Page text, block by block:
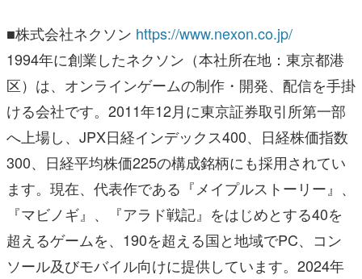
■株式会社ネクソン https://www.nexon.co.jp/
1994年に創業したネクソン（本社所在地：東京都港
区）は、オンラインゲームの制作・開発、配信を手掛
ける会社です。2011年12月に東京証券取引所第一部
へ上場し、JPX日経インデックス400、日経株価指数
300、日経平均株価225の構成銘柄にも採用されてい
ます。現在、代表作である『メイプルストーリー』、
『マビノギ』、『アラド戦記』をはじめとする40を
超えるゲームを、190を超える国と地域でPC、コン
ソール及びモバイル向けに提供しています。2024年